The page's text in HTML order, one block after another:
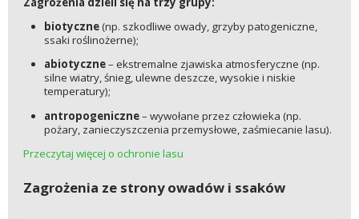
biotyczne(np. szkodliwe owady, grzyby patogeniczne,
ssaki roślinożerne);
abiotyczne– ekstremalne zjawiska atmosferyczne (np.
silne wiatry, śnieg, ulewne deszcze, wysokie i niskie
temperatury);
antropogeniczne– wywołane przez człowieka (np.
pożary, zanieczyszczenia przemysłowe, zaśmiecanie lasu).
Przeczytaj więcej o ochronie lasu
Zagrożenia ze strony owadów i ssaków